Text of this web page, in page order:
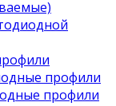
профили
профили